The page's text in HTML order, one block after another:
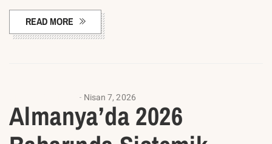
READ MORE
Nisan 7, 2026
Almanya’da 2026